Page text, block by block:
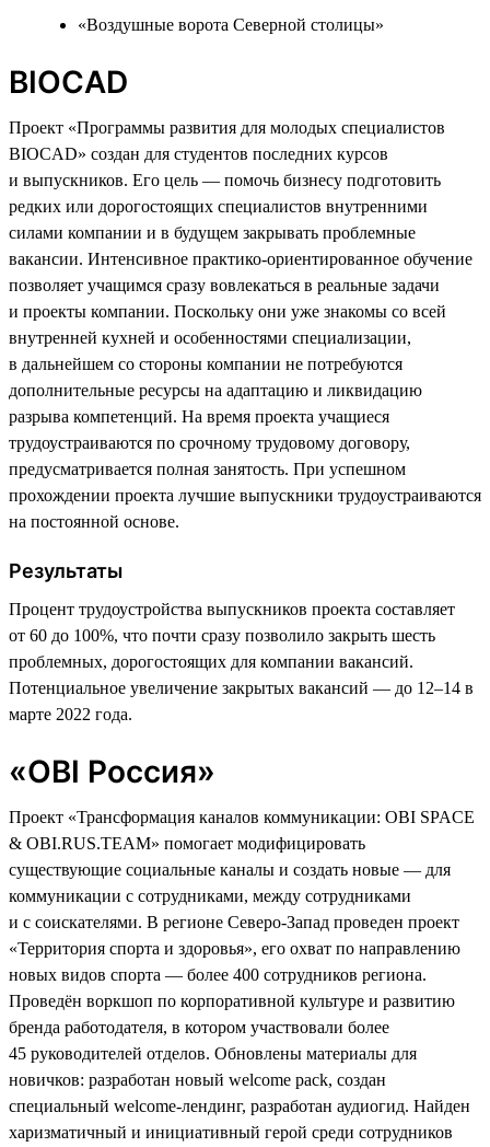
«Воздушные ворота Северной столицы»
BIOCAD
Проект «Программы развития для молодых специалистов
BIOCAD» создан для студентов последних курсов
и выпускников. Его цель — помочь бизнесу подготовить
редких или дорогостоящих специалистов внутренними
силами компании и в будущем закрывать проблемные
вакансии. Интенсивное практико-ориентированное обучение
позволяет учащимся сразу вовлекаться в реальные задачи
и проекты компании. Поскольку они уже знакомы со всей
внутренней кухней и особенностями специализации,
в дальнейшем со стороны компании не потребуются
дополнительные ресурсы на адаптацию и ликвидацию
разрыва компетенций. На время проекта учащиеся
трудоустраиваются по срочному трудовому договору,
предусматривается полная занятость. При успешном
прохождении проекта лучшие выпускники трудоустраиваются
на постоянной основе.
Результаты
Процент трудоустройства выпускников проекта составляет
от 60 до 100%, что почти сразу позволило закрыть шесть
проблемных, дорогостоящих для компании вакансий.
Потенциальное увеличение закрытых вакансий — до 12–14 в
марте 2022 года.
«OBI Россия»
Проект «Трансформация каналов коммуникации: OBI SPACE
& OBI.RUS.TEAM» помогает модифицировать
существующие социальные каналы и создать новые — для
коммуникации с сотрудниками, между сотрудниками
и с соискателями. В регионе Северо-Запад проведен проект
«Территория спорта и здоровья», его охват по направлению
новых видов спорта — более 400 сотрудников региона.
Проведён воркшоп по корпоративной культуре и развитию
бренда работодателя, в котором участвовали более
45 руководителей отделов. Обновлены материалы для
новичков: разработан новый welcome pack, создан
специальный welcome-лендинг, разработан аудиогид. Найден
харизматичный и инициативный герой среди сотрудников